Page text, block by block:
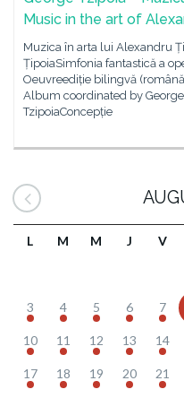
Music in the art of
Muzica în arta lui Alexandru
ȚipoiaSimfonia fantastică a
Oeuvreediție bilingvă
Album coordinated by
TzipoiaConcepție
L M M J V
3 4 5 6 7
10 11 12 13 14
17 18 19 20 21